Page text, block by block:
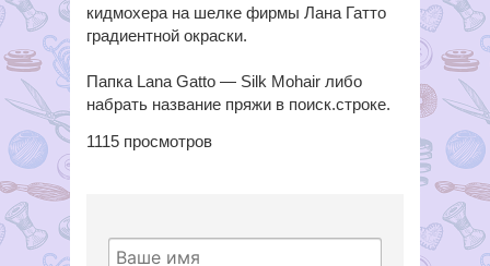
кидмохера на шелке фирмы Лана Гатто
градиентной окраски.
Папка Lana Gatto — Silk Mohair либо
набрать название пряжи в поиск.строке.
1115 просмотров